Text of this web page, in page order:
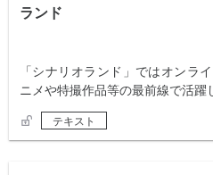
ランド
「シナリオランド」ではオンラ
ニメや特撮作品等の最前線で活躍
テキスト